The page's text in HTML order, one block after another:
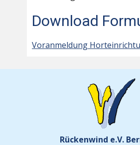
Download
Voranmeldung
Rückenwind e.V.